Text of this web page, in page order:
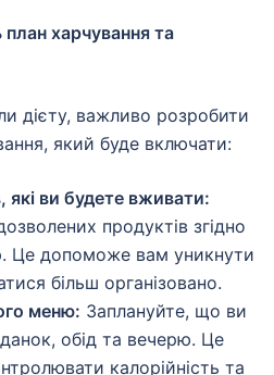
план харчування та
дієту, важливо розробити
який буде включати:
які ви будете вживати:
продуктів згідно
Це допоможе вам уникнути
більш організовано.
меню: Заплануйте, що ви
обід та вечерю. Це
калорійність та